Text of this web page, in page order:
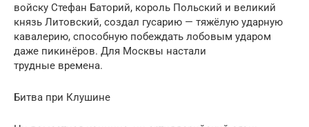
войску Стефан Баторий, король Польский и великий
князь Литовский, создал гусарию — тяжёлую ударную
кавалерию, способную побеждать лобовым ударом
даже пикинёров. Для Москвы настали
трудные времена.
Битва при Клушине